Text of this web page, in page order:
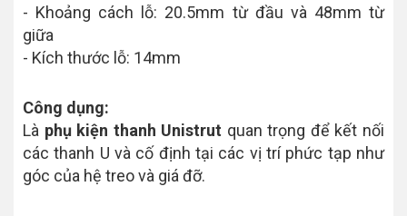
- Khoảng cách lỗ: 20.5mm từ đầu và 48mm từ
giữa
- Kích thước lỗ: 14mm
Công dụng:
Là phụ kiện thanh Unistrut quan trọng để kết nối
các thanh U và cố định tại các vị trí phức tạp như
góc của hệ treo và giá đỡ.